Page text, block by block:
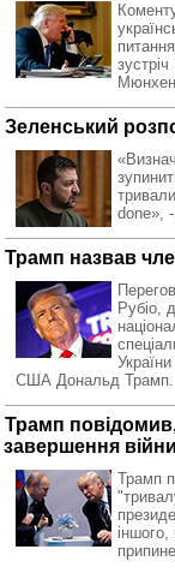
Зеленський
done», -
Трамп назвав
Рубіо,
США Дональд Трамп.
Трамп
завершення війни
Трамп